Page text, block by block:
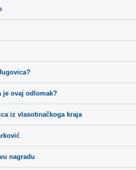
je ovaj odlomak?
iz vlasotinačkoga kraja
nagradu